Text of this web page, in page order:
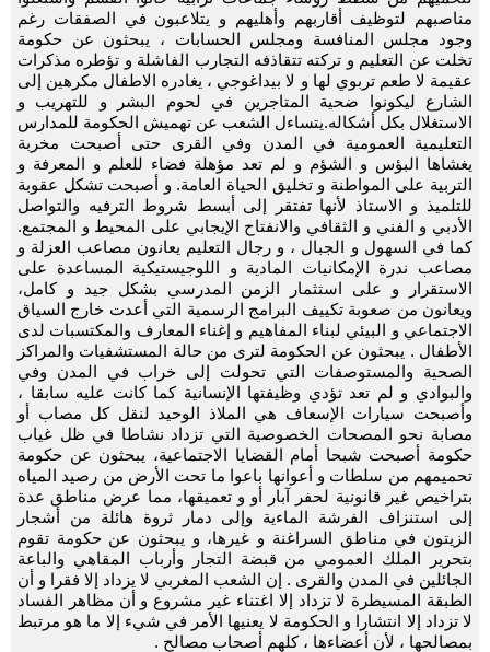
مناصبهم لتوظيف أقاربهم وأهليهم و يتلاعبون في الصفقات رغم
وجود مجلس المنافسة ومجلس الحسابات ، يبحثون عن حكومة
تخلت عن التعليم و تركته تتقاذفه التجارب الفاشلة و تؤطره مذكرات
عقيمة لا طعم تربوي لها و لا بيداغوجي ، يغادره الاطفال مكرهين إلى
الشارع ليكونوا ضحية المتاجرين في لحوم البشر و للتهريب و
الاستغلال بكل أشكاله.يتساءل الشعب عن تهميش الحكومة للمدارس
التعليمية العمومية في المدن وفي القرى حتى أصبحت مخربة
يغشاها البؤس و الشؤم و لم تعد مؤهلة فضاء للعلم و المعرفة و
التربية على المواطنة و تخليق الحياة العامة. و أصبحت تشكل عقوبة
للتلميذ و الاستاذ لأنها تفتقر إلى أبسط شروط الترفيه والتواصل
الأدبي و الفني و الثقافي والانفتاح الإيجابي على المحيط و المجتمع.
كما في السهول و الجبال ، و رجال التعليم يعانون مصاعب العزلة و
مصاعب ندرة الإمكانيات المادية و اللوجيستيكية المساعدة على
الاستقرار و على استثمار الزمن المدرسي بشكل جيد و كامل،
ويعانون من صعوبة تكييف البرامج الرسمية التي أعدت خارج السياق
الاجتماعي و البيئي لبناء المفاهيم و إغناء المعارف والمكتسبات لدى
الأطفال . يبحثون عن الحكومة لترى من حالة المستشفيات والمراكز
الصحية والمستوصفات التي تحولت إلى خراب في المدن وفي
والبوادي و لم تعد تؤدي وظيفتها الإنسانية كما كانت عليه سابقا ،
وأصبحت سيارات الإسعاف هي الملاذ الوحيد لنقل كل مصاب أو
مصابة نحو المصحات الخصوصية التي تزداد نشاطا في ظل غياب
حكومة أصبحت شبحا أمام القضايا الاجتماعية، يبحثون عن حكومة
تحميمهم من سلطات و أعوانها باعوا ما تحت الأرض من رصيد المياه
بتراخيص غير قانونية لحفر آبار أو و تعميقها، مما عرض مناطق عدة
إلى استنزاف الفرشة الماءية وإلى دمار ثروة هائلة من أشجار
الزيتون في مناطق السراغنة و غيرها، و يبحثون عن حكومة تقوم
بتحرير الملك العمومي من قبضة التجار وأرباب المقاهي والباعة
الجائلين في المدن والقرى . إن الشعب المغربي لا يزداد إلا فقرا و أن
الطبقة المسيطرة لا تزداد إلا اغتناء غير مشروع و أن مظاهر الفساد
لا تزداد إلا انتشارا و الحكومة لا يعنيها الأمر في شيء إلا ما هو مرتبط
بمصالحها ، لأن أعضاءها ، كلهم أصحاب مصالح .